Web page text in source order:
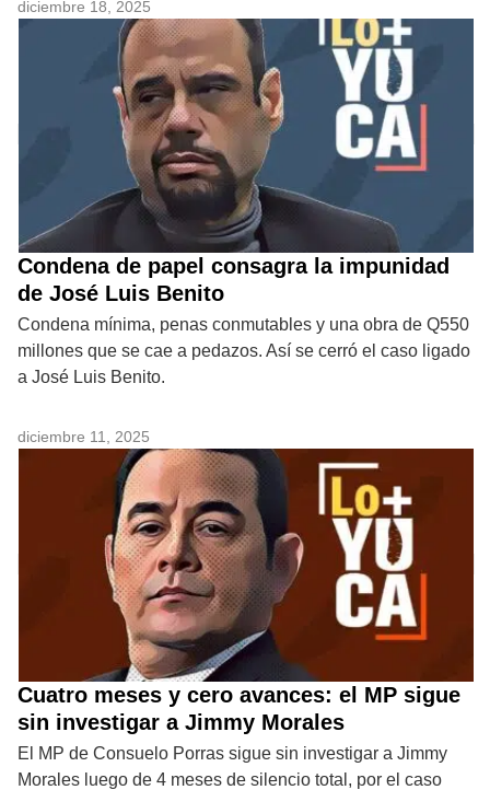
diciembre 18, 2025
Condena de papel consagra la impunidad
de José Luis Benito
Condena mínima, penas conmutables y una obra de Q550
millones que se cae a pedazos. Así se cerró el caso ligado
a José Luis Benito.
diciembre 11, 2025
Cuatro meses y cero avances: el MP sigue
sin investigar a Jimmy Morales
El MP de Consuelo Porras sigue sin investigar a Jimmy
Morales luego de 4 meses de silencio total, por el caso